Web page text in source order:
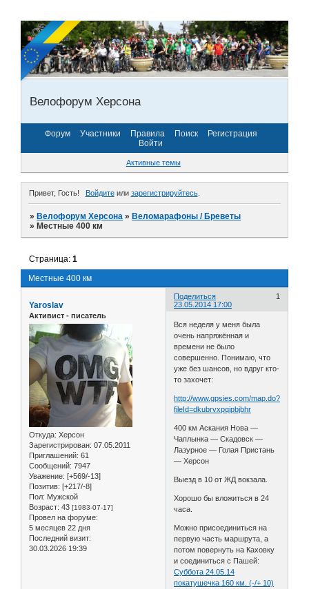
Велофорум Херсона
Форум Участники Правила Поиск
Регистрация
Войти
Активные темы
Привет, Гость! Войдитеили зарегистрируйтесь.
»Велофорум Херсона »Веломарафоны / Бреветы
»Местные 400 км
Местные 400 км
Страница:1
Поделиться
1
23.05.2014 17:00
Yaroslav
Активист - писатель
Откуда: Херсон
Зарегистрирован: 07.05.2011
Приглашений: 61
Сообщений: 7947
Уважение: [+569/-13]
Позитив: [+217/-8]
Пол: Мужской
Возраст: 43 [1983-07-17]
Провел на форуме:
5 месяцев 22 дня
Последний визит:
30.03.2026 19:39
Вся неделя у меня была
очень напряжённая и
времени не было
совершенно. Понимаю, что
уже без шансов, но вдруг кто-
то захочет:
http://www.gpsies.com/map.do?
fileId=dkubrvxpqipbjbhr
400 км Аскания Нова —
Чаплынка — Скадовск —
Лазурное — Голая Пристань
— Херсон
Выезд в 10 от ЖД вокзала.
Хорошо бы вложиться в 24
часа.
Можно присоединиться на
первую часть маршрута, а
потом повернуть на Каховку
и соединиться с Пашей:
Суббота 24.05.14
покатушечка 160 км. (-/+ 10)